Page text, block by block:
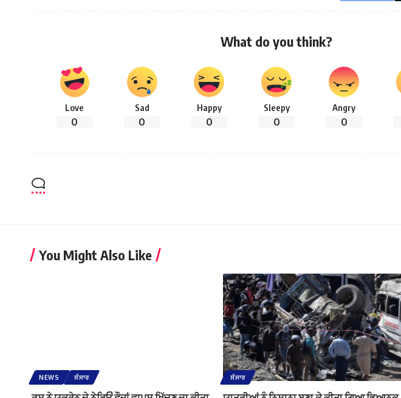
What do you think?
Love
0
Sad
0
Happy
0
Sleepy
0
Angry
0
You Might Also Like
NEWS ਸੰਸਾਰ ਸੰਸਾਰ